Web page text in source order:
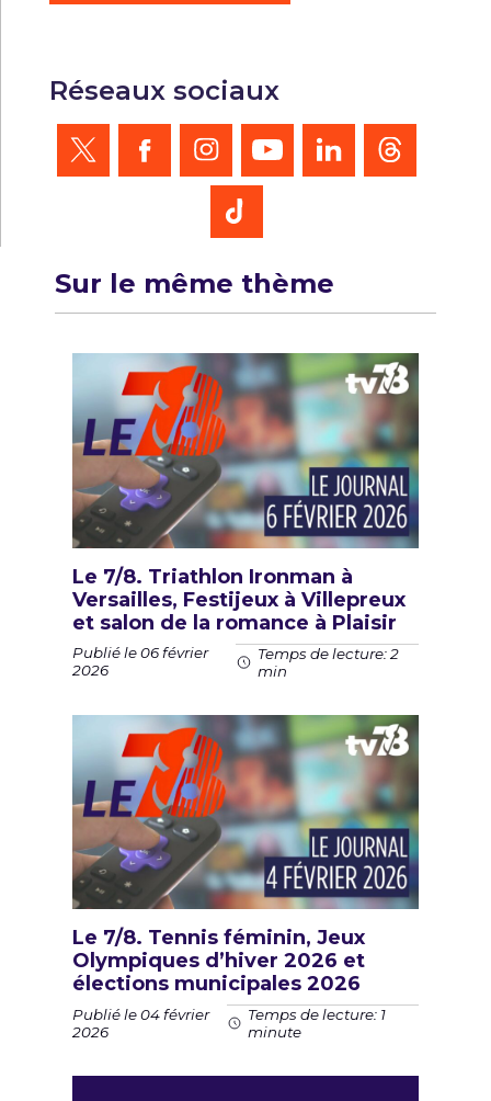
Réseaux sociaux
Sur le même thème
Le 7/8. Triathlon Ironman à
Versailles, Festijeux à Villepreux
et salon de la romance à Plaisir
Publié le 06 février
2026
Temps de lecture: 2
min
Le 7/8. Tennis féminin, Jeux
Olympiques d’hiver 2026 et
élections municipales 2026
Publié le 04 février
2026
Temps de lecture: 1
minute